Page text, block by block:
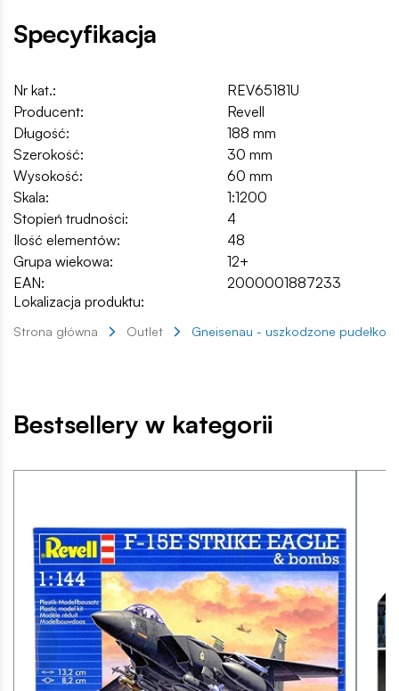
Specyfikacja
Nr kat.:
REV65181U
Producent:
Revell
Długość:
188 mm
Szerokość:
30 mm
Wysokość:
60 mm
Skala:
1:1200
Stopień trudności:
4
Ilość elementów:
48
Grupa wiekowa:
12+
EAN:
2000001887233
Lokalizacja produktu:
Strona główna Outlet Gneisenau - uszkodzone pudełko
Bestsellery w kategorii